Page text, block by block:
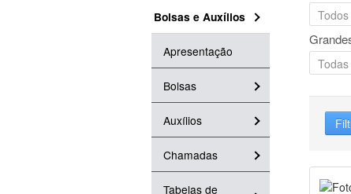
Bolsas e Auxílios
Apresentação
Bolsas
Auxílios
Chamadas
Tabelas de